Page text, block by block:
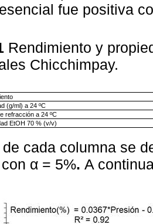
fue positiva
Rendimiento y
Chicchimpay.
(g/ml) a 24 ºC
refracción a 24 ºC
EtOH 70 % (v/v)
de cada columna se
α = 5%. A